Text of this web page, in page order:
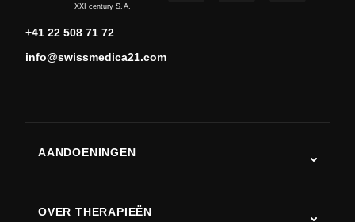
XXI century S.A.
+41 22 508 71 72
info@swissmedica21.com
AANDOENINGEN
OVER THERAPIEËN